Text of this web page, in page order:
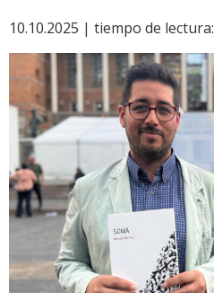
10.10.2025 | tiempo de lectura: